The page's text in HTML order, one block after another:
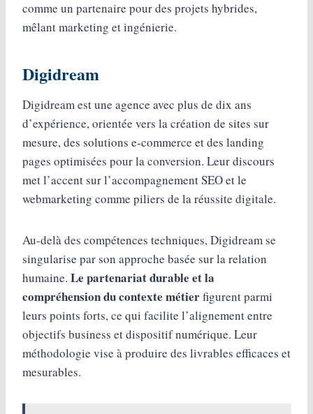
comme un partenaire pour des projets hybrides,
mêlant marketing et ingénierie.
Digidream
Digidream est une agence avec plus de dix ans
d’expérience, orientée vers la création de sites sur
mesure, des solutions e-commerce et des landing
pages optimisées pour la conversion. Leur discours
met l’accent sur l’accompagnement SEO et le
webmarketing comme piliers de la réussite digitale.
Au-delà des compétences techniques, Digidream se
singularise par son approche basée sur la relation
humaine. Le partenariat durable et la
compréhension du contexte métierfigurent parmi
leurs points forts, ce qui facilite l’alignement entre
objectifs business et dispositif numérique. Leur
méthodologie vise à produire des livrables efficaces et
mesurables.